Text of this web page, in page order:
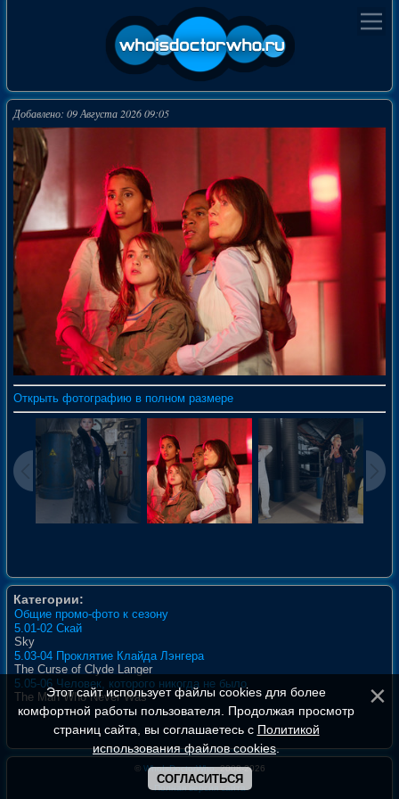
Добавлено: 09 Августа 2026 09:05
Открыть фотографию в полном размере
Категории:
Общие промо-фото к сезону
5.01-02 Скай
Sky
5.03-04 Проклятие Клайда Лэнгера
The Curse of Clyde Langer
5.05-06 Человек, которого никогда не было
The Man Who Never Was
© WhoIsDoctorWho, 2008-2026
Этот сайт использует файлы cookies для более
комфортной работы пользователя. Продолжая просмотр
страниц сайта, вы соглашаетесь с Политикой
использования файлов cookies.
СОГЛАСИТЬСЯ